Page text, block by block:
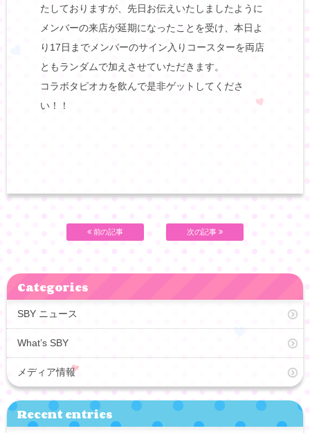
たしておりますが、先日お伝えいたしましたように
メンバーの来店が延期になったことを受け、本日よ
り17日までメンバーのサイン入りコースターを両店
ともランダムで加えさせていただきます。
コラボタピオカを飲んで是非ゲットしてくださ
い！！
前の記事 次の記事
Categories
SBY ニュース
What’s SBY
メディア情報
Recent entries